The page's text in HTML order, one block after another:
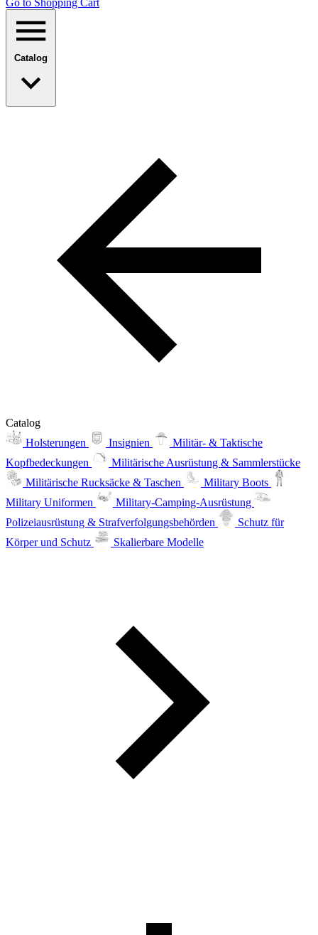
Go to Shopping Сart
Catalog
Catalog
Holsterungen
Insignien
Militär- & Taktische
Kopfbedeckungen
Militärische Ausrüstung & Sammlerstücke
Militärische Rucksäcke & Taschen
Military Boots
Military Uniformen
Military-Camping-Ausrüstung
Polizeiausrüstung & Strafverfolgungsbehörden
Schutz für
Körper und Schutz
Skalierbare Modelle